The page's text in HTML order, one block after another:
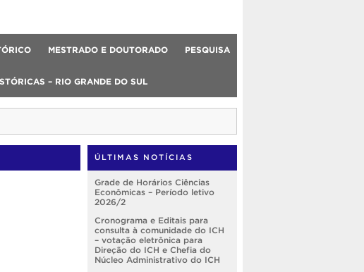
MESTRADO E DOUTORADO PESQUISA
– RIO GRANDE DO SUL
ÚLTIMAS NOTÍCIAS
Grade de Horários Ciências
Econômicas – Período letivo
2026/2
Cronograma e Editais para
consulta à comunidade do ICH
– votação eletrônica para
Direção do ICH e Chefia do
Núcleo Administrativo do ICH